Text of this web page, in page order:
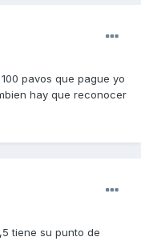
pavos que pague yo
hay que reconocer
tiene su punto de